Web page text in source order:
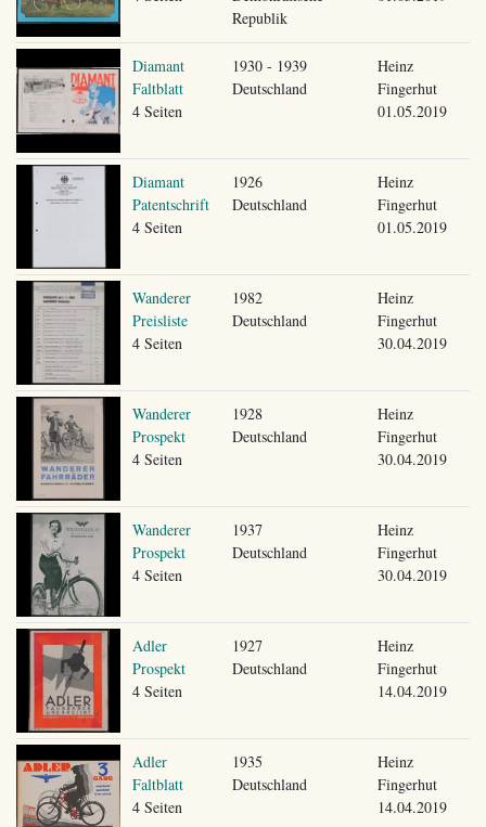
Republik
Diamant
Faltblatt
4 Seiten
1930 - 1939
Deutschland
Heinz
Fingerhut
01.05.2019
Diamant
Patentschrift
4 Seiten
1926
Deutschland
Heinz
Fingerhut
01.05.2019
Wanderer
Preisliste
4 Seiten
1982
Deutschland
Heinz
Fingerhut
30.04.2019
Wanderer
Prospekt
4 Seiten
1928
Deutschland
Heinz
Fingerhut
30.04.2019
Wanderer
Prospekt
4 Seiten
1937
Deutschland
Heinz
Fingerhut
30.04.2019
Adler
Prospekt
4 Seiten
1927
Deutschland
Heinz
Fingerhut
14.04.2019
Adler
Faltblatt
4 Seiten
1935
Deutschland
Heinz
Fingerhut
14.04.2019